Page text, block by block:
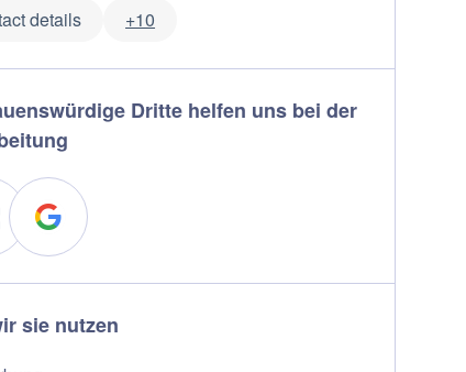
details
+10
Dritte helfen uns bei der
sie nutzen